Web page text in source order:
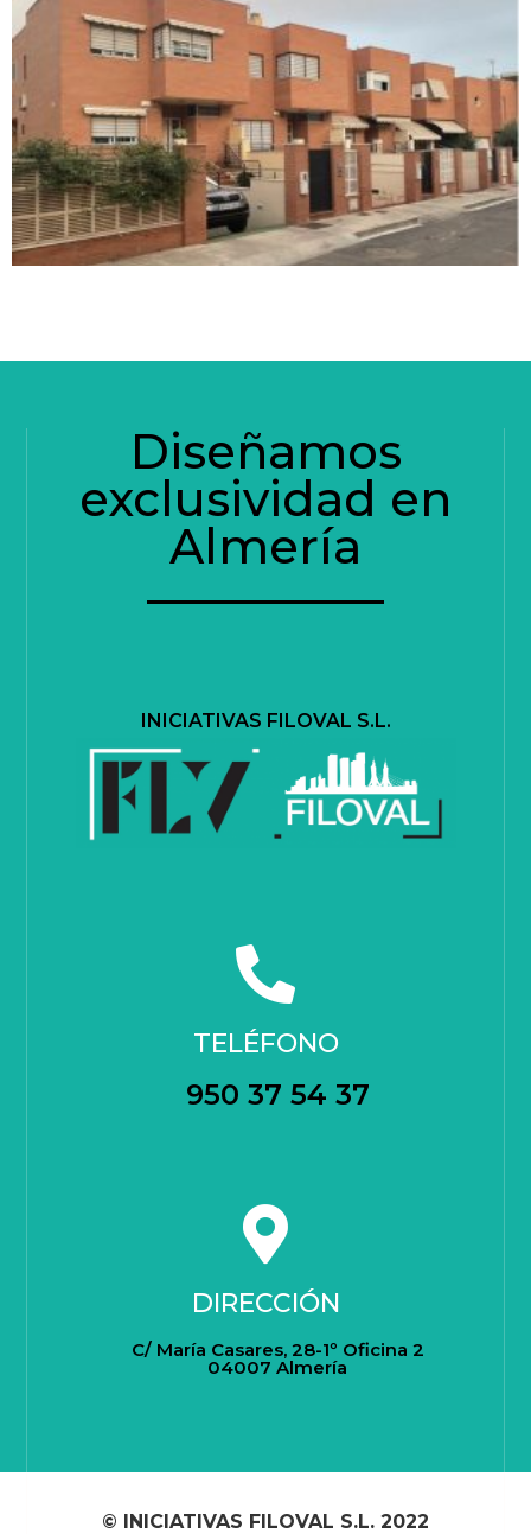
Diseñamos
exclusividad en
Almería
INICIATIVAS FILOVAL S.L.
TELÉFONO
950 37 54 37
DIRECCIÓN
C/ María Casares, 28-1º Oficina 2
04007 Almería
© INICIATIVAS FILOVAL S.L. 2022